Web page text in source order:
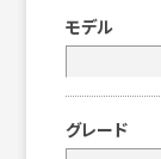
モデル
グレード